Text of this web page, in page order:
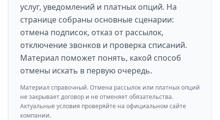
услуг, уведомлений и платных опций. На
странице собраны основные сценарии:
отмена подписок, отказ от рассылок,
отключение звонков и проверка списаний.
Материал поможет понять, какой способ
отмены искать в первую очередь.
Материал справочный. Отмена рассылок или платных опций
не закрывает договор и не отменяет обязательства.
Актуальные условия проверяйте на официальном сайте
компании.